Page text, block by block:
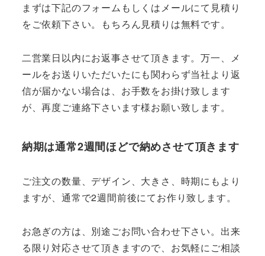
まずは下記のフォームもしくはメールにて見積り
をご依頼下さい。もちろん見積りは無料です。
二営業日以内にお返事させて頂きます。万一、メ
ールをお送りいただいたにも関わらず当社より返
信が届かない場合は、お手数をお掛け致します
が、再度ご連絡下さいます様お願い致します。
納期は通常2週間ほどで納めさせて頂きます
ご注文の数量、デザイン、大きさ、時期にもより
ますが、通常で2週間前後にてお作り致します。
お急ぎの方は、別途ごお問い合わせ下さい。出来
る限り対応させて頂きますので、お気軽にご相談